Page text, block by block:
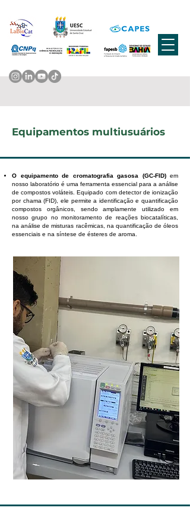
Equipamentos multiusuários
O equipamento de cromatografia gasosa (GC-FID) em
nosso laboratório é uma ferramenta essencial para a análise
de compostos voláteis. Equipado com detector de ionização
por chama (FID), ele permite a identificação e quantificação
compostos orgânicos, sendo amplamente utilizado em
nosso grupo no monitoramento de reações biocatalíticas,
na análise de misturas racêmicas, na quantificação de óleos
essenciais e na síntese de ésteres de aroma.